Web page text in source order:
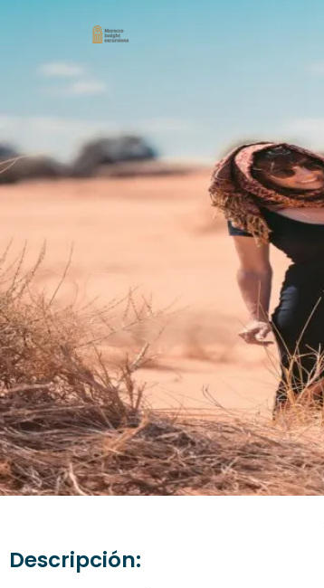
Descripción: